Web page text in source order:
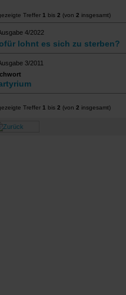
Treffer 1 bis 2 (von 2 insgesamt)
4/2022
lohnt es sich zu sterben?
3/2011
Treffer 1 bis 2 (von 2 insgesamt)